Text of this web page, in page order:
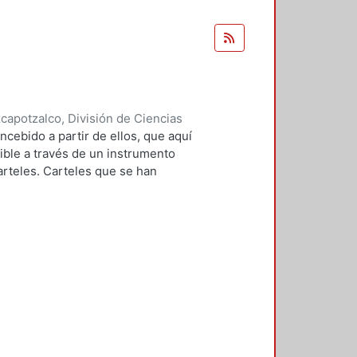
División de Ciencias
coordinador
a partir de ellos, que aquí
a través de un instrumento
Carteles que se han